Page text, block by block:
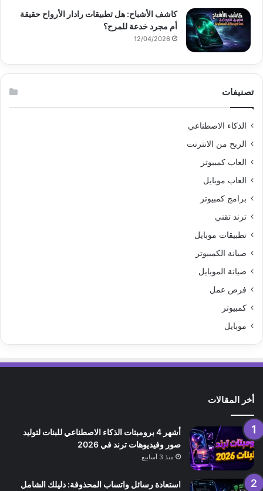
كاشف الأشباح: هل تطبيقات رادار الأرواح حقيقة
أم مجرد خدعة للمرح؟
12/04/2026
تصنيفات
الذكاء الاصطناعي
الربح من الانترنت
العاب كمبيوتر
العاب موبايل
برامج كمبيوتر
ترند تقني
تطبيقات موبايل
صيانة الكمبيوتر
صيانة الموبايل
فرص عمل
كمبيوتر
موبايل
أخر المقالات
أشهر 4 برومبتات الذكاء الاصطناعي للبنات لتوليد
صور وفيديوهات ترند في 2026
منذ 3 أسابيع
استعادة رسائل واتساب المحذوفة: دليلك الشامل